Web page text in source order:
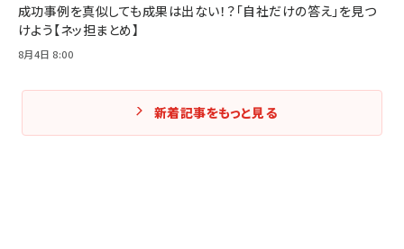
成功事例を真似しても成果は出ない！？「自社だけの答え」を見つ
けよう【ネッ担まとめ】
8月4日 8:00
新着記事をもっと見る